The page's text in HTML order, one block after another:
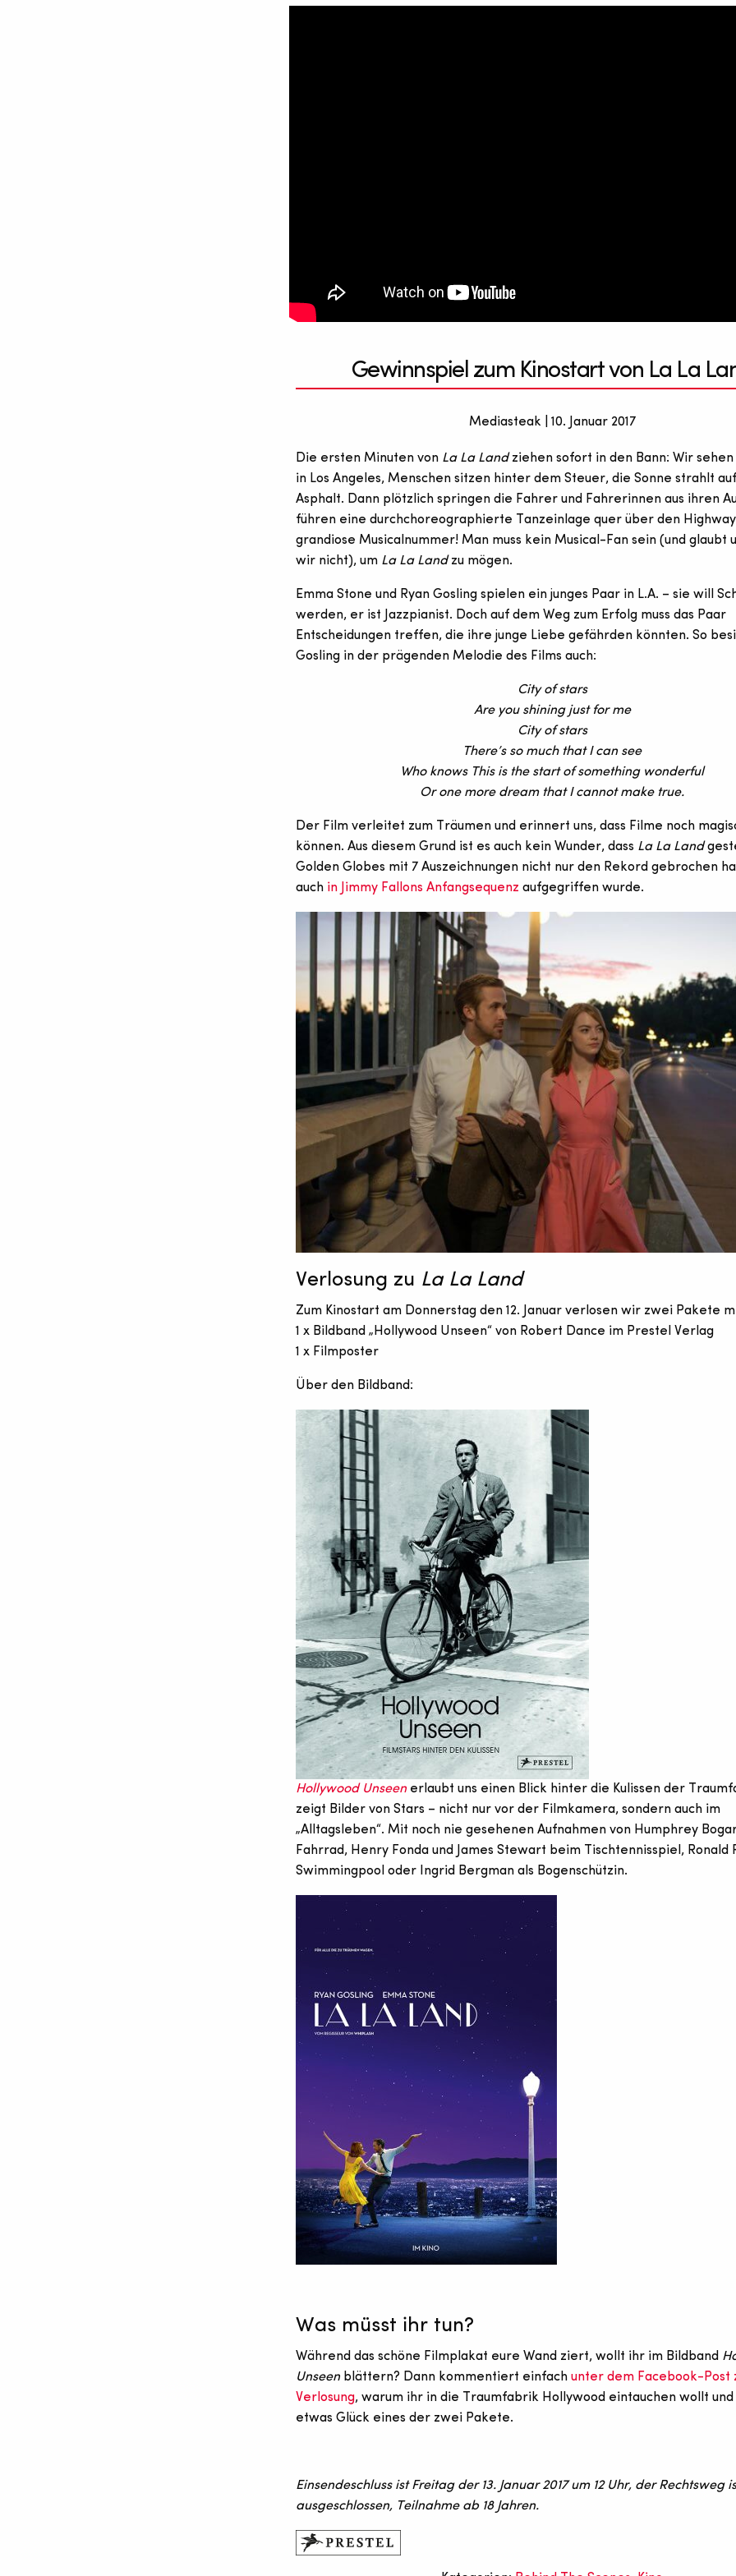
Gewinnspiel zum Kinostart von La La
Mediasteak | 10. Januar 2017
Die ersten Minuten von La La Landziehen sofort in den Bann: Wir sehen
in Los Angeles, Menschen sitzen hinter dem Steuer, die Sonne strahlt
Asphalt. Dann plötzlich springen die Fahrer und Fahrerinnen aus ihren
führen eine durchchoreographierte Tanzeinlage quer über den Highway
grandiose Musicalnummer! Man muss kein Musical-Fan sein (und glaubt
wir nicht), um La La Landzu mögen.
Emma Stone und Ryan Gosling spielen ein junges Paar in L.A. – sie will
werden, er ist Jazzpianist. Doch auf dem Weg zum Erfolg muss das Paar
Entscheidungen treffen, die ihre junge Liebe gefährden könnten. So
Gosling in der prägenden Melodie des Films auch:
City of stars
Are you shining just for me
City of stars
There’s so much that I can see
Who knows This is the start of something wonderful
Or one more dream that I cannot make true.
Der Film verleitet zum Träumen und erinnert uns, dass Filme noch
können. Aus diesem Grund ist es auch kein Wunder, dass La La Land
Golden Globes mit 7 Auszeichnungen nicht nur den Rekord gebrochen
auchin Jimmy Fallons Anfangsequenz aufgegriffen wurde.
Verlosung zu La La Land
Zum Kinostart am Donnerstag den 12. Januar verlosen wir zwei Pakete
1 x Bildband „Hollywood Unseen“ von Robert Dance im Prestel Verlag
1 x Filmposter
Über den Bildband:
Hollywood Unseenerlaubt uns einen Blick hinter die Kulissen der
zeigt Bilder von Stars – nicht nur vor der Filmkamera, sondern auch im
„Alltagsleben“. Mit noch nie gesehenen Aufnahmen von Humphrey
Fahrrad, Henry Fonda und James Stewart beim Tischtennisspiel, Ronald
Swimmingpool oder Ingrid Bergman als Bogenschützin.
Was müsst ihr tun?
Während das schöne Filmplakat eure Wand ziert, wollt ihr im Bildband
Unseenblättern? Dann kommentiert einfach unter dem Facebook-Post
Verlosung, warum ihr in die Traumfabrik Hollywood eintauchen wollt
etwas Glück eines der zwei Pakete.
Einsendeschluss ist Freitag der 13. Januar 2017 um 12 Uhr, der Rechtsweg
ausgeschlossen, Teilnahme ab 18 Jahren.